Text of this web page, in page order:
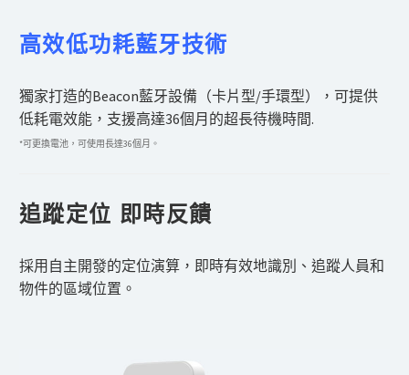
高效低功耗藍牙技術
獨家打造的Beacon藍牙設備（卡片型/手環型），可提供
低耗電效能，支援高達36個月的超長待機時間.
*可更換電池，可使用長達36個月。
追蹤定位 即時反饋
採用自主開發的定位演算，即時有效地識別、追蹤人員和
物件的區域位置。